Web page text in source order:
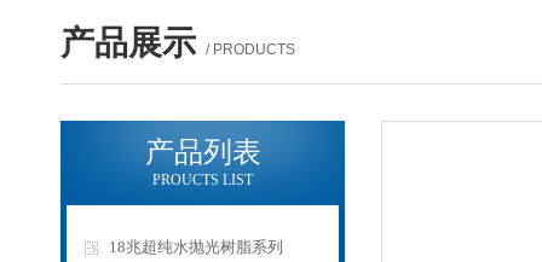
产品展示 / PRODUCTS
产品列表
PROUCTS LIST
18兆超纯水抛光树脂系列